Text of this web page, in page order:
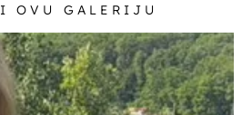
I OVU GALERIJU